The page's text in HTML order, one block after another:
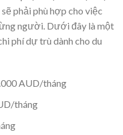
phải phù hợp cho việc
người. Dưới đây là một
phí dự trù dành cho du
AUD/tháng
tháng